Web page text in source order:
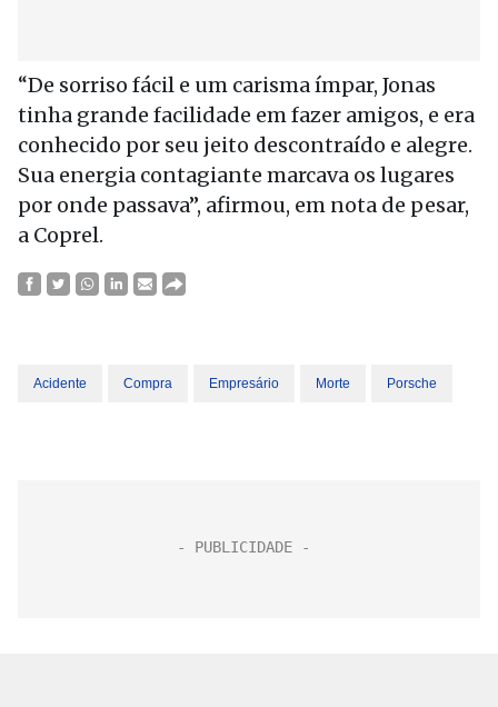
“De sorriso fácil e um carisma ímpar, Jonas
tinha grande facilidade em fazer amigos, e era
conhecido por seu jeito descontraído e alegre.
Sua energia contagiante marcava os lugares
por onde passava”, afirmou, em nota de pesar,
a Coprel.
Acidente Compra Empresário Morte Porsche